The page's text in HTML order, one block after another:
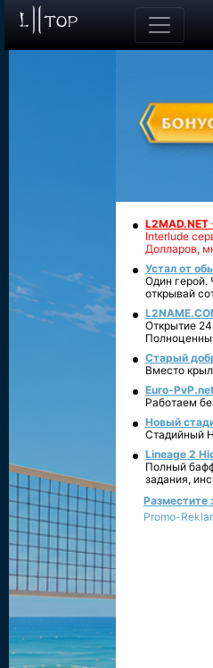
Interlude
Долларов,
Устал от
Один герой.
открывай
Открытие
Старый
Вместо
Euro-
Работаем
Новый
Стадийный
Lineage 2
Полный
задания,
Разместите
Promo-